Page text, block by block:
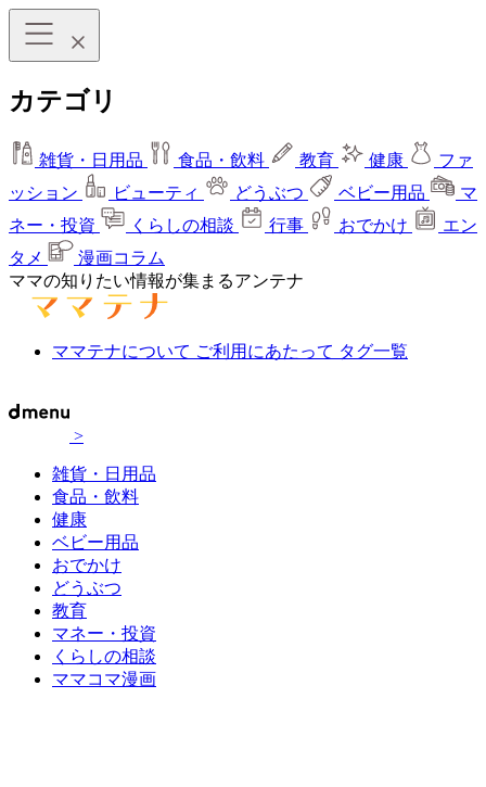
カテゴリ
雑貨・日用品 食品・飲料 教育 健康
ファ
ッション
ビューティ どうぶつ ベビー用品
マ
ネー・投資
くらしの相談 行事 おでかけ
エン
タメ
漫画コラム
ママの知りたい情報が集まるアンテナ
ママテナについて ご利用にあたって タグ一覧
>
雑貨・日用品
食品・飲料
健康
ベビー用品
おでかけ
どうぶつ
教育
マネー・投資
くらしの相談
ママコマ漫画